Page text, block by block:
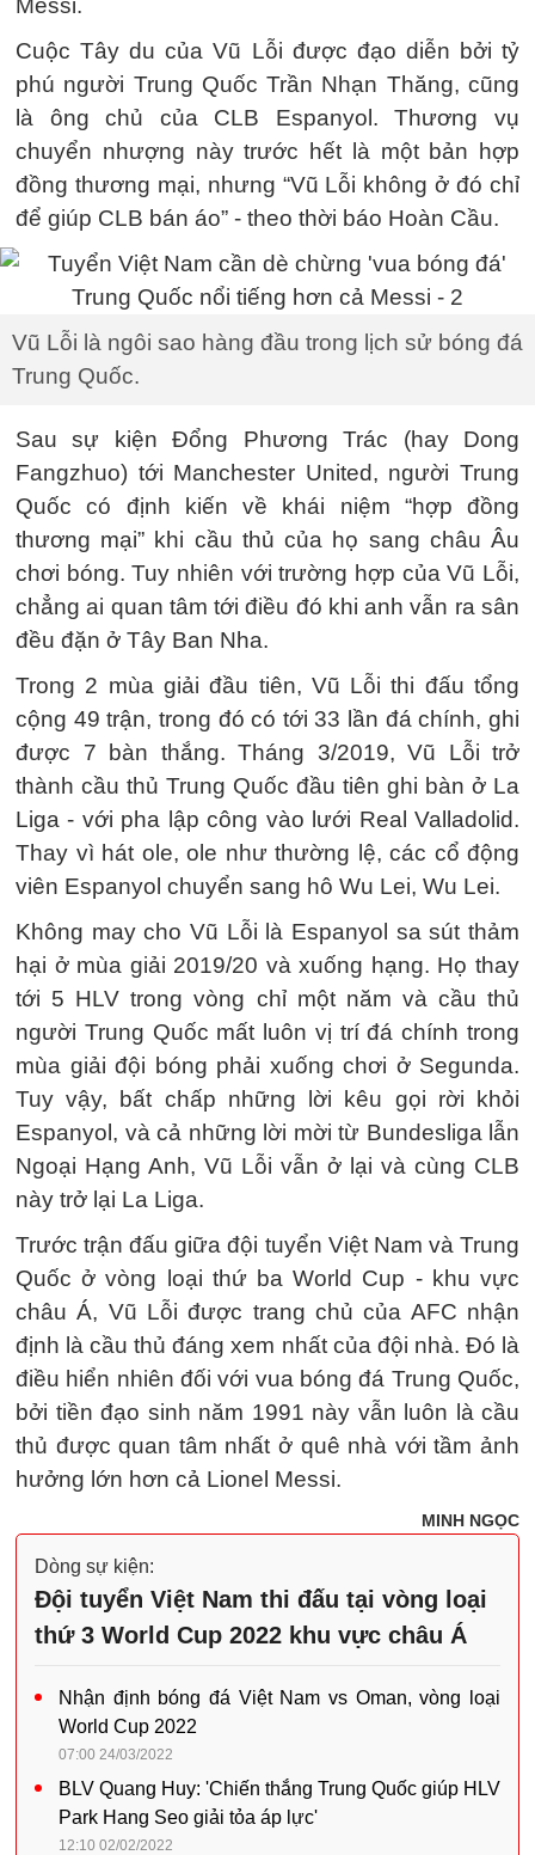
Messi.
Cuộc Tây du của Vũ Lỗi được đạo diễn bởi tỷ
phú người Trung Quốc Trần Nhạn Thăng, cũng
là ông chủ của CLB Espanyol. Thương vụ
chuyển nhượng này trước hết là một bản hợp
đồng thương mại, nhưng “Vũ Lỗi không ở đó chỉ
để giúp CLB bán áo” - theo thời báo Hoàn Cầu.
Vũ Lỗi là ngôi sao hàng đầu trong lịch sử bóng đá
Trung Quốc.
Sau sự kiện Đổng Phương Trác (hay Dong
Fangzhuo) tới Manchester United, người Trung
Quốc có định kiến về khái niệm “hợp đồng
thương mại” khi cầu thủ của họ sang châu Âu
chơi bóng. Tuy nhiên với trường hợp của Vũ Lỗi,
chẳng ai quan tâm tới điều đó khi anh vẫn ra sân
đều đặn ở Tây Ban Nha.
Trong 2 mùa giải đầu tiên, Vũ Lỗi thi đấu tổng
cộng 49 trận, trong đó có tới 33 lần đá chính, ghi
được 7 bàn thắng. Tháng 3/2019, Vũ Lỗi trở
thành cầu thủ Trung Quốc đầu tiên ghi bàn ở La
Liga - với pha lập công vào lưới Real Valladolid.
Thay vì hát ole, ole như thường lệ, các cổ động
viên Espanyol chuyển sang hô Wu Lei, Wu Lei.
Không may cho Vũ Lỗi là Espanyol sa sút thảm
hại ở mùa giải 2019/20 và xuống hạng. Họ thay
tới 5 HLV trong vòng chỉ một năm và cầu thủ
người Trung Quốc mất luôn vị trí đá chính trong
mùa giải đội bóng phải xuống chơi ở Segunda.
Tuy vậy, bất chấp những lời kêu gọi rời khỏi
Espanyol, và cả những lời mời từ Bundesliga lẫn
Ngoại Hạng Anh, Vũ Lỗi vẫn ở lại và cùng CLB
này trở lại La Liga.
Trước trận đấu giữa đội tuyển Việt Nam và Trung
Quốc ở vòng loại thứ ba World Cup - khu vực
châu Á, Vũ Lỗi được trang chủ của AFC nhận
định là cầu thủ đáng xem nhất của đội nhà. Đó là
điều hiển nhiên đối với vua bóng đá Trung Quốc,
bởi tiền đạo sinh năm 1991 này vẫn luôn là cầu
thủ được quan tâm nhất ở quê nhà với tầm ảnh
hưởng lớn hơn cả Lionel Messi.
MINH NGỌC
Dòng sự kiện:
Đội tuyển Việt Nam thi đấu tại vòng loại
thứ 3 World Cup 2022 khu vực châu Á
Nhận định bóng đá Việt Nam vs Oman, vòng loại
World Cup 2022
07:00 24/03/2022
BLV Quang Huy: 'Chiến thắng Trung Quốc giúp HLV
Park Hang Seo giải tỏa áp lực'
12:10 02/02/2022